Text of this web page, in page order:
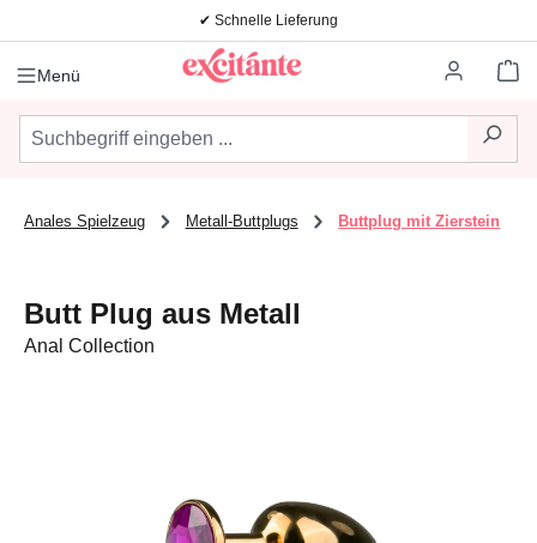
Zum Hauptinhalt springen✔ Schnelle Lieferung
Menü
Anales Spielzeug Metall-Buttplugs Buttplug mit Zierstein
Butt Plug aus Metall
Anal Collection